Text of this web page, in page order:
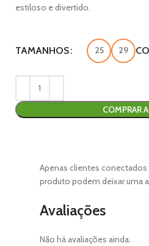
estiloso e divertido.
TAMANHOS 25 29
COMPRAR
Avaliações
Não há avaliações ainda.
Apenas clientes
produto podem deixar uma